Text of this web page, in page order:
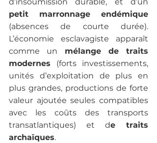
petit marronnage endémique
(absences de courte durée).
L’économie esclavagiste apparaît
comme un mélange de traits
modernes (forts investissements,
unités d’exploitation de plus en
plus grandes, productions de forte
valeur ajoutée seules compatibles
avec les coûts des transports
transatlantiques) et de traits
archaïques.